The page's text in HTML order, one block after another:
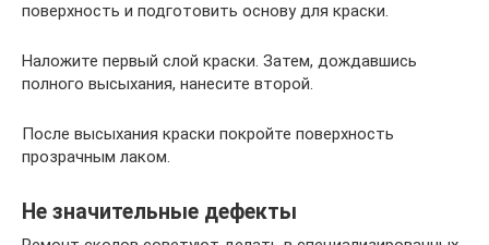
поверхность и подготовить основу для краски.
Наложите первый слой краски. Затем, дождавшись
полного высыхания, нанесите второй.
После высыхания краски покройте поверхность
прозрачным лаком.
Не значительные дефекты